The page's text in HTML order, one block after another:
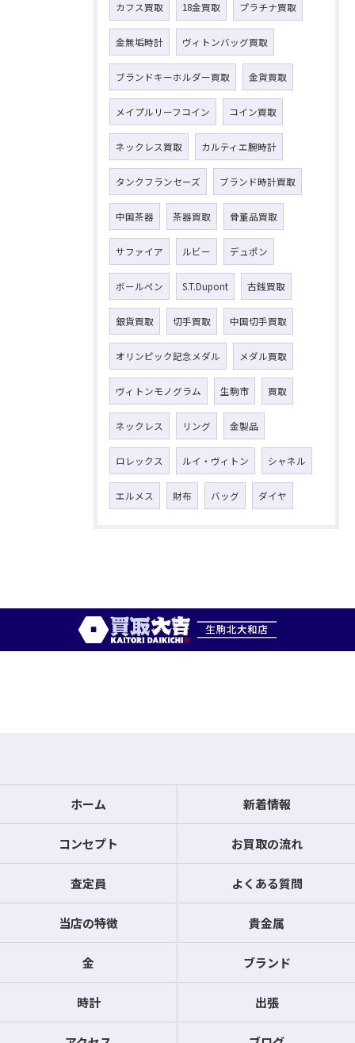
カフス買取 18金買取 プラチナ買取
金無垢時計 ヴィトンバッグ買取
ブランドキーホルダー買取 金貨買取
メイプルリーフコイン コイン買取
ネックレス買取 カルティエ腕時計
タンクフランセーズ ブランド時計買取
中国茶器 茶器買取 骨董品買取
サファイア ルビー デュポン
ボールペン S.T.Dupont 古銭買取
銀貨買取 切手買取 中国切手買取
オリンピック記念メダル メダル買取
ヴィトンモノグラム 生駒市 買取
ネックレス リング 金製品
ロレックス ルイ・ヴィトン シャネル
エルメス 財布 バッグ ダイヤ
ホーム 新着情報
コンセプト お買取の流れ
査定員 よくある質問
当店の特徴 貴金属
金 ブランド
時計 出張